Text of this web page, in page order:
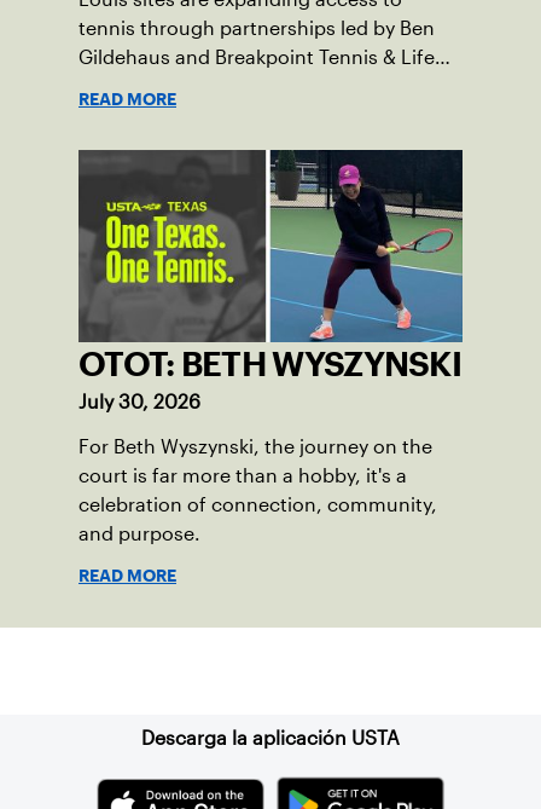
tennis through partnerships led by Ben
Gildehaus and Breakpoint Tennis & Life
READ MORE
OTOT: BETH WYSZYNSKI
July 30, 2026
For Beth Wyszynski, the journey on the
court is far more than a hobby, it's a
celebration of connection, community,
and purpose.
READ MORE
Descarga la aplicación USTA